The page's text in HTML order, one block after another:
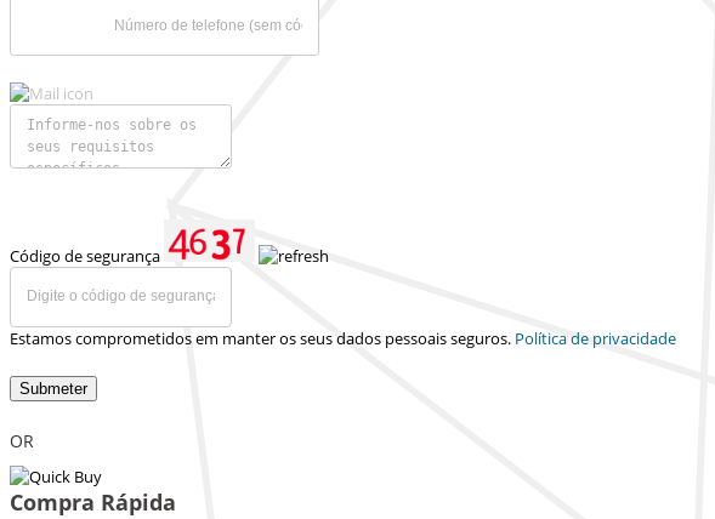
Código de segurança
Estamos comprometidos em manter os seus dados pessoais seguros. Política de privacidade
Submeter
OR
Compra Rápida